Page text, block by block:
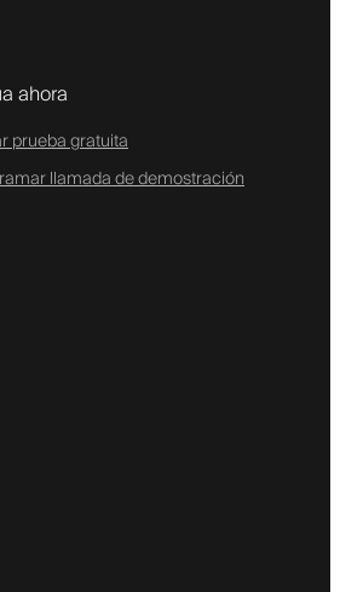
ahora
prueba gratuita
llamada de demostración